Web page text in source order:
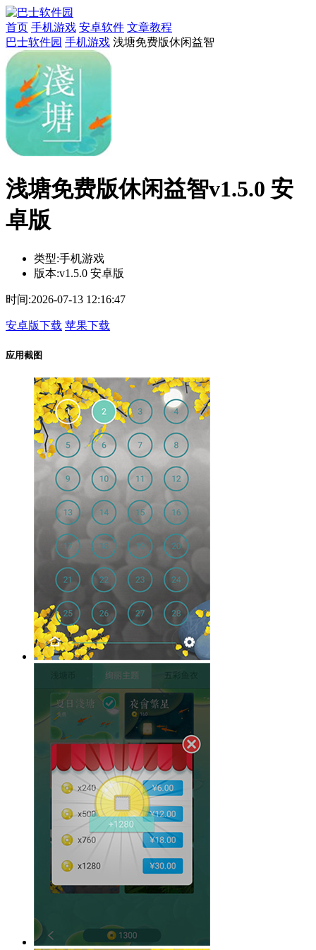
首页 手机游戏 安卓软件 文章教程
巴士软件园 手机游戏 浅塘免费版休闲益智
浅塘免费版休闲益智v1.5.0 安
卓版
类型:手机游戏
版本:v1.5.0 安卓版
时间:2026-07-13 12:16:47
安卓版下载 苹果下载
应用截图